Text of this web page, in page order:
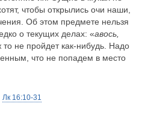
чтобы открылись очи наши,
Об этом предмете нельзя
о текущих делах: «авось,
то не пройдет как-нибудь. Надо
что не попадем в место
Лк 16:10-31